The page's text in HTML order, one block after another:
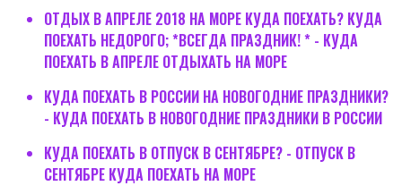
ОТДЫХ В АПРЕЛЕ 2018 НА МОРЕ КУДА ПОЕХАТЬ? КУДА
ПОЕХАТЬ НЕДОРОГО; *ВСЕГДА ПРАЗДНИК! * - КУДА
ПОЕХАТЬ В АПРЕЛЕ ОТДЫХАТЬ НА МОРЕ
КУДА ПОЕХАТЬ В РОССИИ НА НОВОГОДНИЕ ПРАЗДНИКИ?
- КУДА ПОЕХАТЬ В НОВОГОДНИЕ ПРАЗДНИКИ В РОССИИ
КУДА ПОЕХАТЬ В ОТПУСК В СЕНТЯБРЕ? - ОТПУСК В
СЕНТЯБРЕ КУДА ПОЕХАТЬ НА МОРЕ